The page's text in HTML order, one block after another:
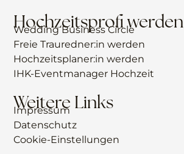
Hochzeitsprofi werden
Wedding Business Circle
Freie Trauredner:in werden
Hochzeitsplaner:in werden
IHK-Eventmanager Hochzeit
Weitere Links
Impressum
Datenschutz
Cookie-Einstellungen